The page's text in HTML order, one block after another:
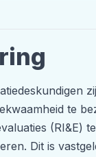
te
(RI&E)
Dit is